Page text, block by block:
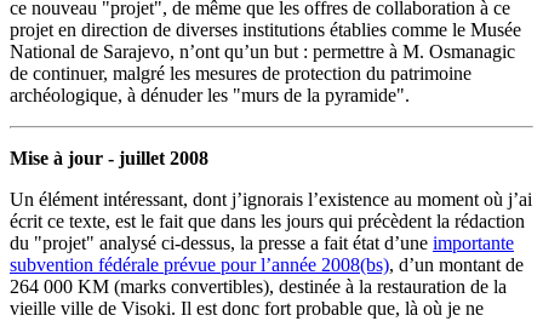
ce nouveau "projet", de même que les offres de collaboration à ce
projet en direction de diverses institutions établies comme le Musée
National de Sarajevo, n’ont qu’un but : permettre à M. Osmanagic
de continuer, malgré les mesures de protection du patrimoine
archéologique, à dénuder les "murs de la pyramide".
Mise à jour - juillet 2008
Un élément intéressant, dont j’ignorais l’existence au moment où j’ai
écrit ce texte, est le fait que dans les jours qui précèdent la rédaction
du "projet" analysé ci-dessus, la presse a fait état d’une importante
subvention fédérale prévue pour l’année 2008(bs), d’un montant de
264 000 KM (marks convertibles), destinée à la restauration de la
vieille ville de Visoki. Il est donc fort probable que, là où je ne